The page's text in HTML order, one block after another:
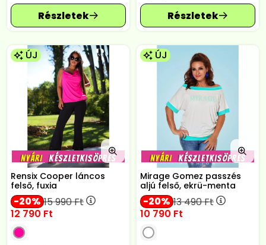
ÚJ
Rensix Cooper láncos
felső, fuxia
20 15 990Ft
12 790 Ft
ÚJ
Mirage Gomez passzés
aljú felső, ekrü-menta
20 13 490Ft
10 790 Ft